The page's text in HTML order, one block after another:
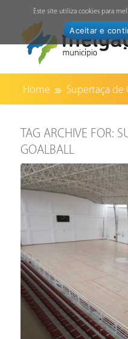
Home Supertaça de
TAG ARCHIVE FOR:
GOALBALL
Este site utiliza cookies para
Aceitar e